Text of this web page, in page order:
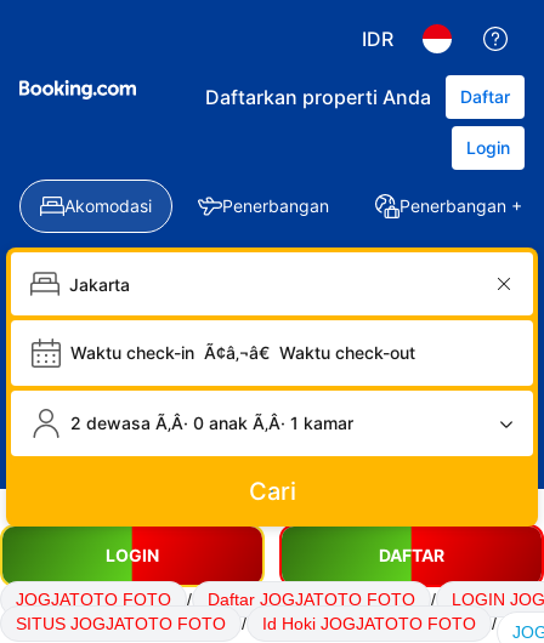
IDR
Daftarkan properti Anda Daftar
Login
Akomodasi Penerbangan Penerbangan +
Waktu check-in Ã¢â‚¬â€ Waktu check-out
2 dewasa Ã‚Â· 0 anak Ã‚Â· 1 kamar
Cari
LOGIN DAFTAR
JOGJATOTO FOTO / Daftar JOGJATOTO FOTO /
LOGIN
SITUS JOGJATOTO FOTO
/ Id Hoki JOGJATOTO FOTO /